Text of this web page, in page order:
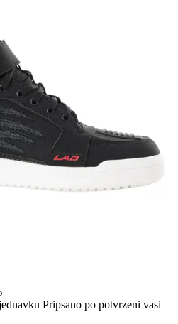
Pripsano po potvrzeni vasi